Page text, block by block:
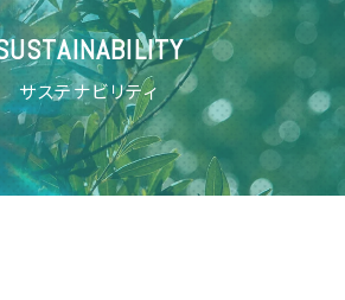
サステナビリティ